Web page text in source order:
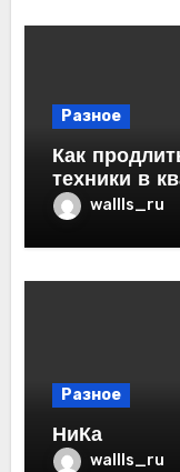
Разное
Как
техники в
wallls_ru
Разное
НиКа
wallls_ru